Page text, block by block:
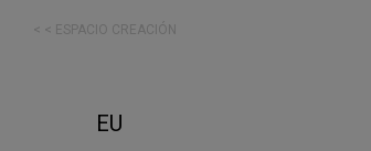
< < ESPACIO CREACIÓN
EU